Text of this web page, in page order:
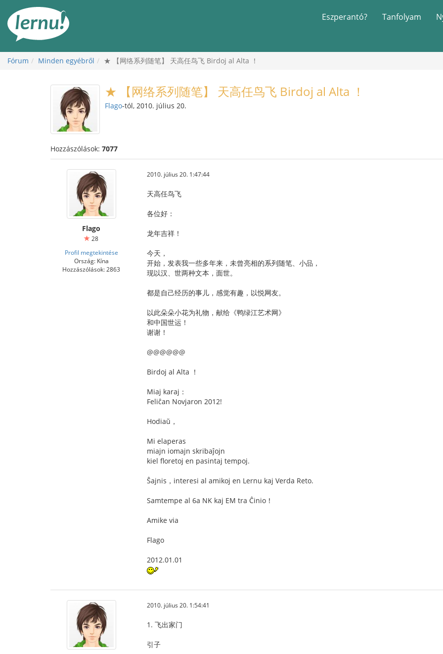
Eszperantó? Tanfolyam
Fórum Minden egyébről ★ 【网络系列随笔】 天高任鸟飞 Birdoj al Alta ！
★ 【网络系列随笔】 天高任鸟飞 Birdoj al Alta ！
Flago-tól, 2010. július 20.
Hozzászólások: 7077
Flago
28
Profil megtekintése
Ország: Kína
Hozzászólások: 2863
2010. július 20. 1:47:44
天高任鸟飞
各位好：
龙年吉祥！
今天，
开始，发表我一些多年来，未曾亮相的系列随笔、小品，
现以汉、世两种文本，面世。
都是自己经历的事儿，感觉有趣，以悦网友。
以此朵朵小花为礼物，献给《鸭绿江艺术网》
和中国世运！
谢谢！
@@@@@@
Birdoj al Alta ！
Miaj karaj：
Feliĉan Novjaron 2012!
Hodiaŭ，
Mi elaperas
miajn iomajn skribaĵojn
kiel floretoj en pasintaj tempoj.
Ŝajnis，interesi al amikoj en Lernu kaj Verda Reto.
Samtempe al 6a NK kaj EM tra Ĉinio！
Amike via
Flago
2012.01.01
2010. július 20. 1:54:41
1. 飞出家门
引子